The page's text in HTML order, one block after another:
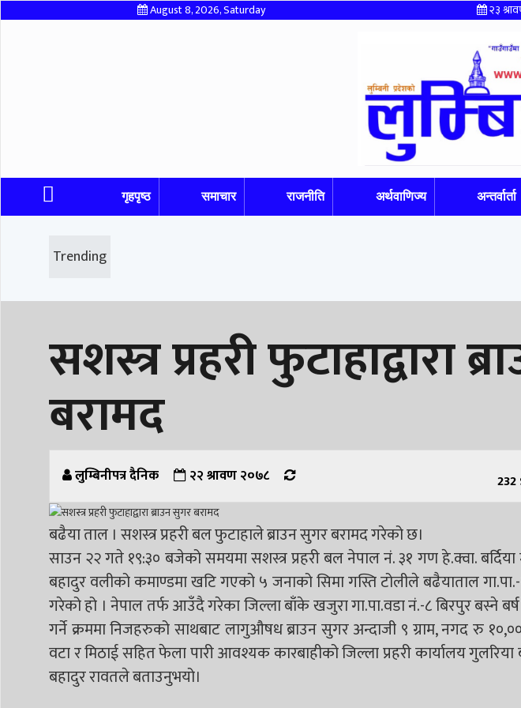
August 8, 2026, Saturday २३
गृहपृष्ठ समाचार राजनीति अर्थवाणिज्य अन्तर्वार्ता
Trending
सशस्त्र प्रहरी फुटाहाद्वारा
बरामद
लुम्बिनीपत्र दैनिक २२ श्रावण २०७८ 232
बढैया ताल । सशस्त्र प्रहरी बल फुटाहाले ब्राउन सुगर बरामद गरेको छ।
साउन २२ गते १९:३० बजेको समयमा सशस्त्र प्रहरी बल नेपाल नं. ३१ गण हे.क्वा. बर्दिया
बहादुर वलीको कमाण्डमा खटि गएको ५ जनाको सिमा गस्ति टोलीले बढैयाताल
गरेको हो ।नेपाल तर्फ आउँदै गरेका जिल्ला बाँके खजुरा गा.पा.वडा नं.-८ बिरपुर बस्ने
गर्ने क्रममा निजहरुको साथबाट लागुऔषध ब्राउन सुगर अन्दाजी ९ ग्राम, नगद रु
वटा र मिठाई सहित फेला पारी आवश्यक कारबाहीको जिल्ला प्रहरी कार्यालय गुलरिया
बहादुर रावतले बताउनुभयो।